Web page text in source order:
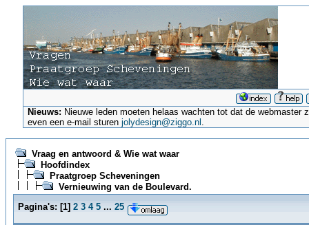
Nieuws: Nieuwe leden moeten helaas wachten tot dat de
even een e-mail sturenjolydesign@ziggo.nl .
Vraag en antwoord & Wie wat waar
Hoofdindex
Praatgroep Scheveningen
Vernieuwing van de Boulevard.
Pagina's: [1] 2 3 4 5 ... 25